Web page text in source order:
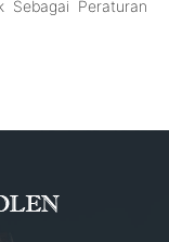
Sebagai Peraturan